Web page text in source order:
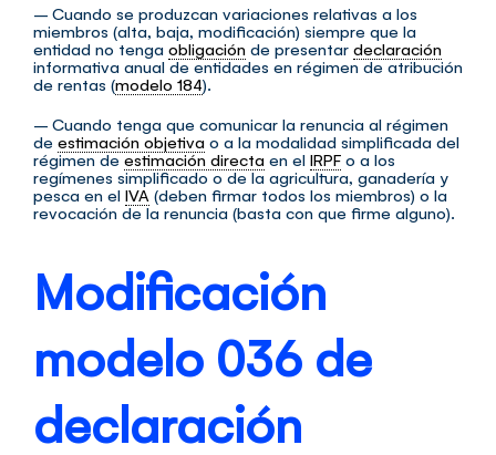
– Cuando se produzcan variaciones relativas a los
miembros (alta, baja, modificación) siempre que la
entidad no tenga obligación de presentar declaración
informativa anual de entidades en régimen de atribución
de rentas (modelo 184).
– Cuando tenga que comunicar la renuncia al régimen
de estimación objetiva o a la modalidad simplificada del
régimen deestimación directa en el IRPF o a los
regímenes simplificado o de la agricultura, ganadería y
pesca en el IVA (deben firmar todos los miembros) o la
revocación de la renuncia (basta con que firme alguno).
Modificación
modelo 036 de
declaración